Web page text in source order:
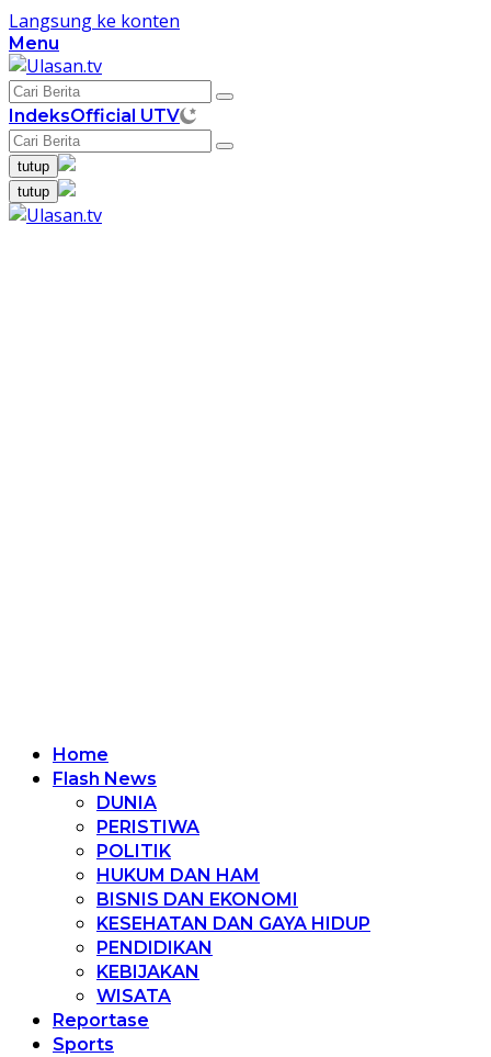
Langsung ke konten
Menu
IndeksOfficial UTV
tutup
tutup
Home
Flash News
DUNIA
PERISTIWA
POLITIK
HUKUM DAN HAM
BISNIS DAN EKONOMI
KESEHATAN DAN GAYA HIDUP
PENDIDIKAN
KEBIJAKAN
WISATA
Reportase
Sports